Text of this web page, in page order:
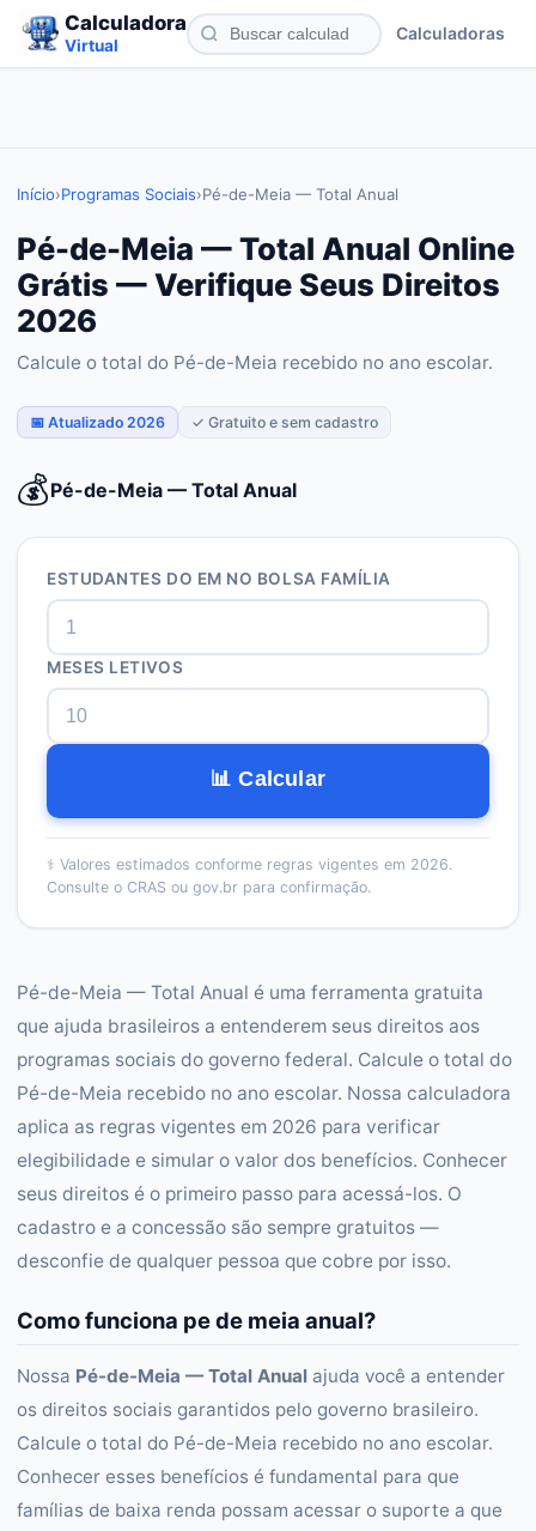
Calculadora
Virtual
Calculadoras
Início›Programas Sociais›Pé-de-Meia — Total Anual
Pé-de-Meia — Total Anual Online
Grátis — Verifique Seus Direitos
2026
Calcule o total do Pé-de-Meia recebido no ano escolar.
📅 Atualizado 2026 ✓ Gratuito e sem cadastro
💰Pé-de-Meia — Total Anual
ESTUDANTES DO EM NO BOLSA FAMÍLIA
MESES LETIVOS
📊 Calcular
⚕️ Valores estimados conforme regras vigentes em 2026.
Consulte o CRAS ou gov.br para confirmação.
Pé-de-Meia — Total Anual é uma ferramenta gratuita
que ajuda brasileiros a entenderem seus direitos aos
programas sociais do governo federal. Calcule o total do
Pé-de-Meia recebido no ano escolar. Nossa calculadora
aplica as regras vigentes em 2026 para verificar
elegibilidade e simular o valor dos benefícios. Conhecer
seus direitos é o primeiro passo para acessá-los. O
cadastro e a concessão são sempre gratuitos —
desconfie de qualquer pessoa que cobre por isso.
Como funciona pe de meia anual?
Nossa Pé-de-Meia — Total Anual ajuda você a entender
os direitos sociais garantidos pelo governo brasileiro.
Calcule o total do Pé-de-Meia recebido no ano escolar.
Conhecer esses benefícios é fundamental para que
famílias de baixa renda possam acessar o suporte a que